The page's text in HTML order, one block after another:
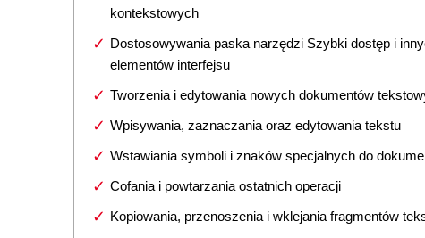
kontekstowych
Dostosowywania paska narzędzi Szybki dostęp i
elementów interfejsu
Tworzenia i edytowania nowych dokumentów
Wpisywania, zaznaczania oraz edytowania tekstu
Wstawiania symboli i znaków specjalnych do
Cofania i powtarzania ostatnich operacji
Kopiowania, przenoszenia i wklejania fragmentów